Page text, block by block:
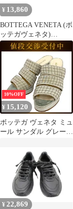
¥ 13,860
BOTTEGA VENETA (ボ
ッテガヴェネタ)
RIPPLE SNEAKERS ロ
ーカットスニーカー シ
ューズ スリッポン グリ
10%OFF
¥ 15,120
ボッテガ ヴェネタ ミュ
ール サンダル グレー
¥22,869